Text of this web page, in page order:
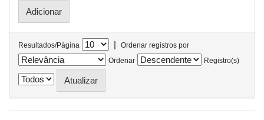
Resultados/Página |
Ordenar registros por
Ordenar
Registro(s)